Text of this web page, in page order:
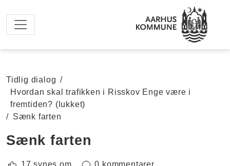
Tidlig dialog /
Hvordan skal trafikken i Risskov Enge være i
fremtiden? (lukket)
/ Sænk farten
Sænk farten
17 synes om 0 kommentarer